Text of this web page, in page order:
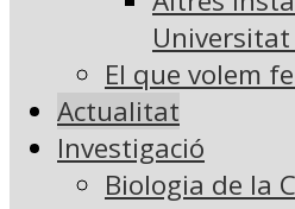
Universitat
El que volem
Actualitat
Investigació
Biologia de la